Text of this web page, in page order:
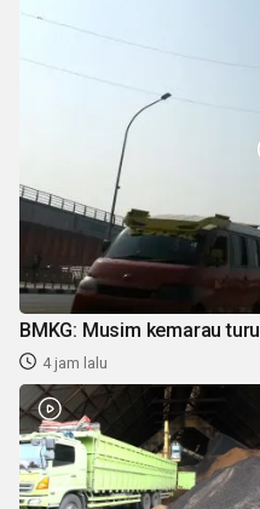
BMKG: Musim kemarau
4 jam lalu